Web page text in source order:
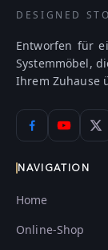
DESIGNED
Entworfen für
Systemmöbel,
Ihrem Zuhause
NAVIGATION
Home
Online-Shop